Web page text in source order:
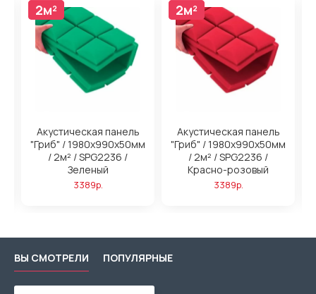
2м²
2м²
Акустическая панель
"Гриб" / 1980х990х50мм
/ 2м² / SPG2236 /
Зеленый
3389р.
2м²
2м²
Акустическая панель
"Гриб" / 1980х990х50мм
/ 2м² / SPG2236 /
Красно-розовый
3389р.
ВЫ СМОТРЕЛИ ПОПУЛЯРНЫЕ